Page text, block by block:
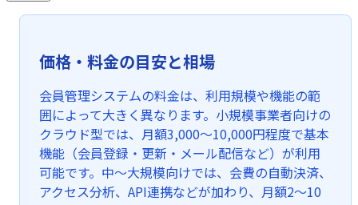
価格・料金の目安と相場
会員管理システムの料金は、利用規模や機能の範
囲によって大きく異なります。小規模事業者向けの
クラウド型では、月額3,000〜10,000円程度で基本
機能（会員登録・更新・メール配信など）が利用
可能です。中〜大規模向けでは、会費の自動決済、
アクセス分析、API連携などが加わり、月額2〜10